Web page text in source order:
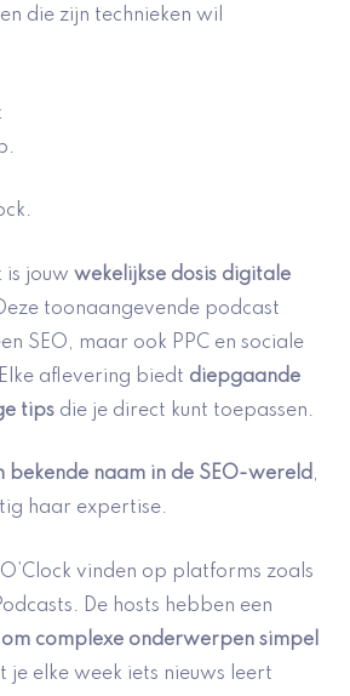
die zijn technieken wil
is jouw wekelijkse dosis digitale
toonaangevende podcast
SEO, maar ook PPC en sociale
aflevering biedt diepgaande
tips die je direct kunt toepassen.
bekende naam in de SEO-wereld,
haar expertise.
vinden op platforms zoals
De hosts hebben een
complexe onderwerpen simpel
je elke week iets nieuws leert